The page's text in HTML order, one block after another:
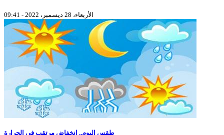
الأربعاء، 28 ديسمبر، 2022 - 09:41
طقس اليوم.. انخفاض مرتقب في الحرارة